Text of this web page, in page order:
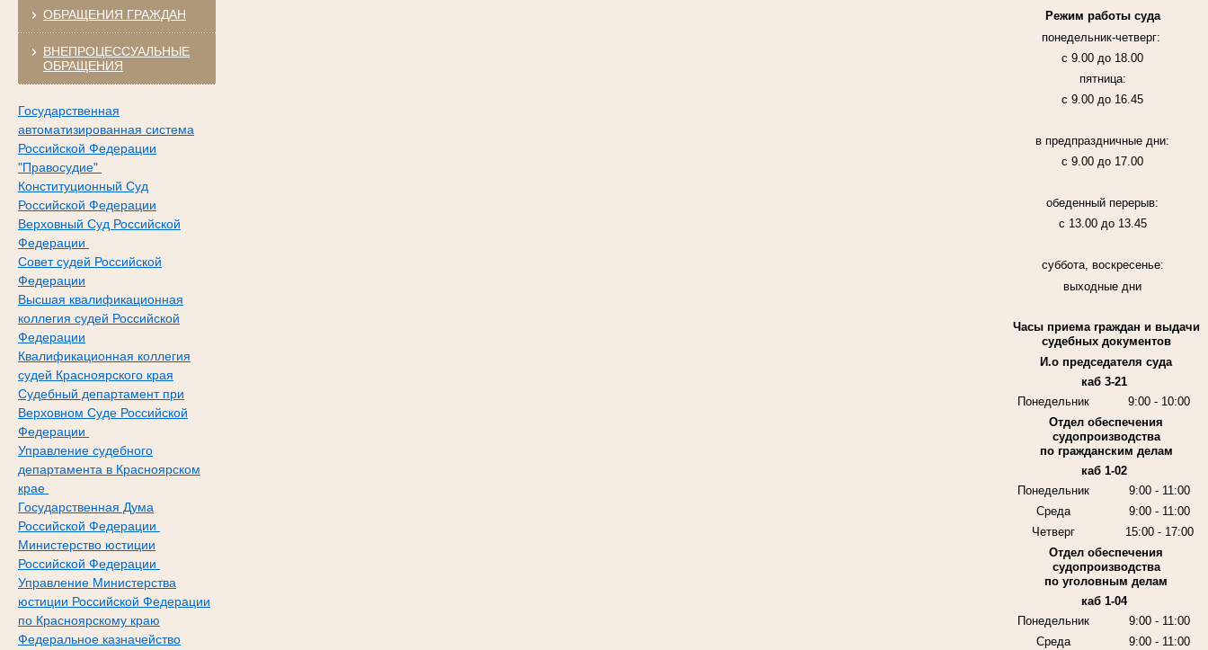
ОБРАЩЕНИЯ ГРАЖДАН
ВНЕПРОЦЕССУАЛЬНЫЕ
ОБРАЩЕНИЯ
Государственная
автоматизированная система
Российской Федерации
"Правосудие"
Конституционный Суд
Российской Федерации
Верховный Суд Российской
Федерации
Совет судей Российской
Федерации
Высшая квалификационная
коллегия судей Российской
Федерации
Квалификационная коллегия
судей Красноярского края
Судебный департамент при
Верховном Суде Российской
Федерации
Управление судебного
департамента в Красноярском
крае
Государственная Дума
Российской Федерации
Министерство юстиции
Российской Федерации
Управление Министерства
юстиции Российской Федерации
по Красноярскому краю
Федеральное казначейство
Режим работы суда
понедельник-четверг:
с 9.00 до 18.00
пятница:
с 9.00 до 16.45
в предпраздничные дни:
с 9.00 до 17.00
обеденный перерыв:
с 13.00 до 13.45
суббота, воскресенье:
выходные дни
Часы приема граждан и выдачи
судебных документов
И.о председателя суда
каб 3-21
Понедельник
9:00 - 10:00
Отдел обеспечения
судопроизводства
по гражданским делам
каб 1-02
Понедельник
9:00 - 11:00
Среда
9:00 - 11:00
Четверг
15:00 - 17:00
Отдел обеспечения
судопроизводства
по уголовным делам
каб 1-04
Понедельник
9:00 - 11:00
Среда
9:00 - 11:00